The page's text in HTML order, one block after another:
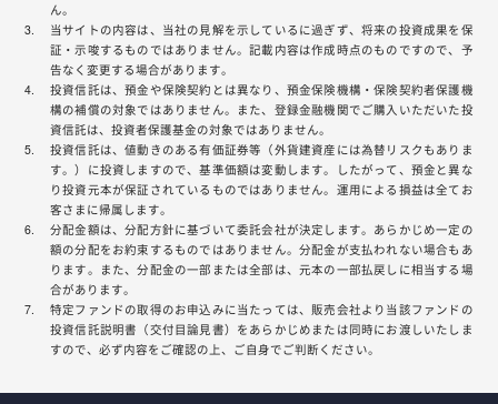
ん。
当サイトの内容は、当社の見解を示しているに過ぎず、将来の投資成果を保
証・示唆するものではありません。記載内容は作成時点のものですので、予
告なく変更する場合があります。
投資信託は、預金や保険契約とは異なり、預金保険機構・保険契約者保護機
構の補償の対象ではありません。また、登録金融機関でご購入いただいた投
資信託は、投資者保護基金の対象ではありません。
投資信託は、値動きのある有価証券等（外貨建資産には為替リスクもありま
す。）に投資しますので、基準価額は変動します。したがって、預金と異な
り投資元本が保証されているものではありません。運用による損益は全てお
客さまに帰属します。
分配金額は、分配方針に基づいて委託会社が決定します。あらかじめ一定の
額の分配をお約束するものではありません。分配金が支払われない場合もあ
ります。また、分配金の一部または全部は、元本の一部払戻しに相当する場
合があります。
特定ファンドの取得のお申込みに当たっては、販売会社より当該ファンドの
投資信託説明書（交付目論見書）をあらかじめまたは同時にお渡しいたしま
すので、必ず内容をご確認の上、ご自身でご判断ください。